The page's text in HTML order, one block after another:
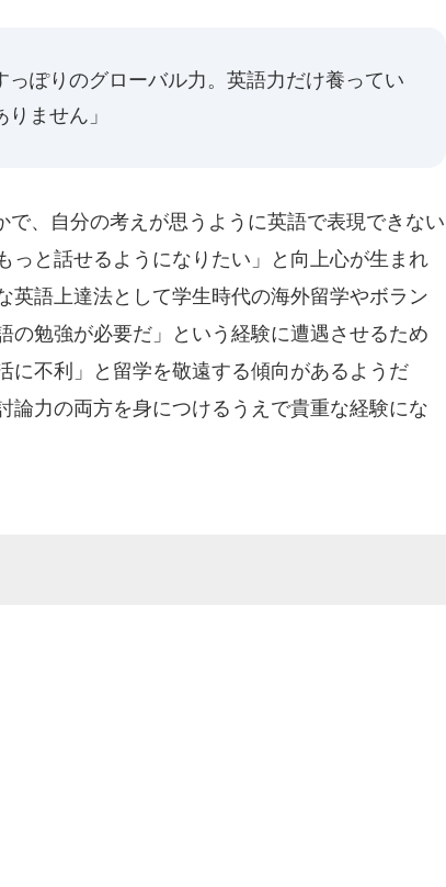
っぽりのグローバル力。英語力だけ養ってい
ません」
、自分の考えが思うように英語で表現できない
っと話せるようになりたい」と向上心が生まれ
英語上達法として学生時代の海外留学やボラン
の勉強が必要だ」という経験に遭遇させるため
に不利」と留学を敬遠する傾向があるようだ
論力の両方を身につけるうえで貴重な経験にな